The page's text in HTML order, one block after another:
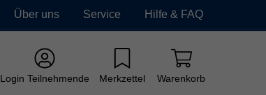
Über uns Service Hilfe & FAQ
Login Teilnehmende Merkzettel Warenkorb